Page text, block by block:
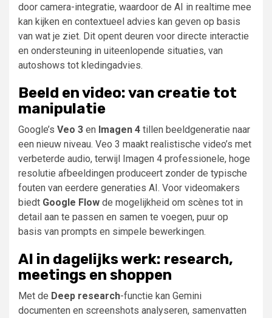
door camera-integratie, waardoor de AI in realtime mee
kan kijken en contextueel advies kan geven op basis
van wat je ziet. Dit opent deuren voor directe interactie
en ondersteuning in uiteenlopende situaties, van
autoshows tot kledingadvies.
Beeld en video: van creatie tot
manipulatie
Google’s Veo 3 en Imagen 4 tillen beeldgeneratie naar
een nieuw niveau. Veo 3 maakt realistische video’s met
verbeterde audio, terwijl Imagen 4 professionele, hoge
resolutie afbeeldingen produceert zonder de typische
fouten van eerdere generaties AI. Voor videomakers
biedt Google Flow de mogelijkheid om scènes tot in
detail aan te passen en samen te voegen, puur op
basis van prompts en simpele bewerkingen.
AI in dagelijks werk: research,
meetings en shoppen
Met de Deep research-functie kan Gemini
documenten en screenshots analyseren, samenvatten